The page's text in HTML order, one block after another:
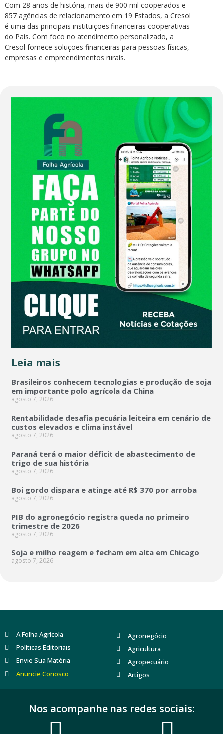
Com 28 anos de história, mais de 900 mil cooperados e
857 agências de relacionamento em 19 Estados, a Cresol
é uma das principais instituições financeiras cooperativas
do País. Com foco no atendimento personalizado, a
Cresol fornece soluções financeiras para pessoas físicas,
empresas e empreendimentos rurais.
Leia mais
Brasileiros conhecem tecnologias e produção de soja
em importante polo agrícola da China
agosto 7, 2026
Rentabilidade desafia pecuária leiteira em cenário de
custos elevados e clima instável
agosto 7, 2026
Paraná terá o maior déficit de abastecimento de
trigo de sua história
agosto 7, 2026
Boi gordo dispara e atinge até R$ 370 por arroba
agosto 7, 2026
PIB do agronegócio registra queda no primeiro
trimestre de 2026
agosto 7, 2026
Soja e milho reagem e fecham em alta em Chicago
agosto 7, 2026
A Folha Agrícola
Políticas Editoriais
Envie Sua Matéria
Anuncie Conosco
Agronegócio
Agricultura
Agropecuário
Artigos
Nos acompanhe nas redes sociais: